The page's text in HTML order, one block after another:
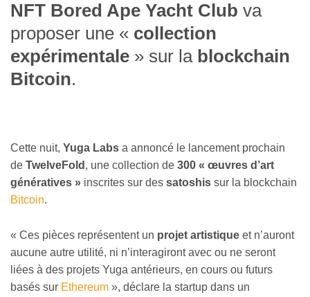
NFT Bored Ape Yacht Club va
proposer une « collection
expérimentale » sur la blockchain
Bitcoin.
Cette nuit, Yuga Labs a annoncé le lancement prochain
de TwelveFold , une collection de 300 « œuvres d’art
génératives » inscrites sur des satoshis sur la blockchain
Bitcoin.
« Ces pièces représentent un projet artistique et n’auront
aucune autre utilité, ni n’interagiront avec ou ne seront
liées à des projets Yuga antérieurs, en cours ou futurs
basés sur Ethereum », déclare la startup dans un